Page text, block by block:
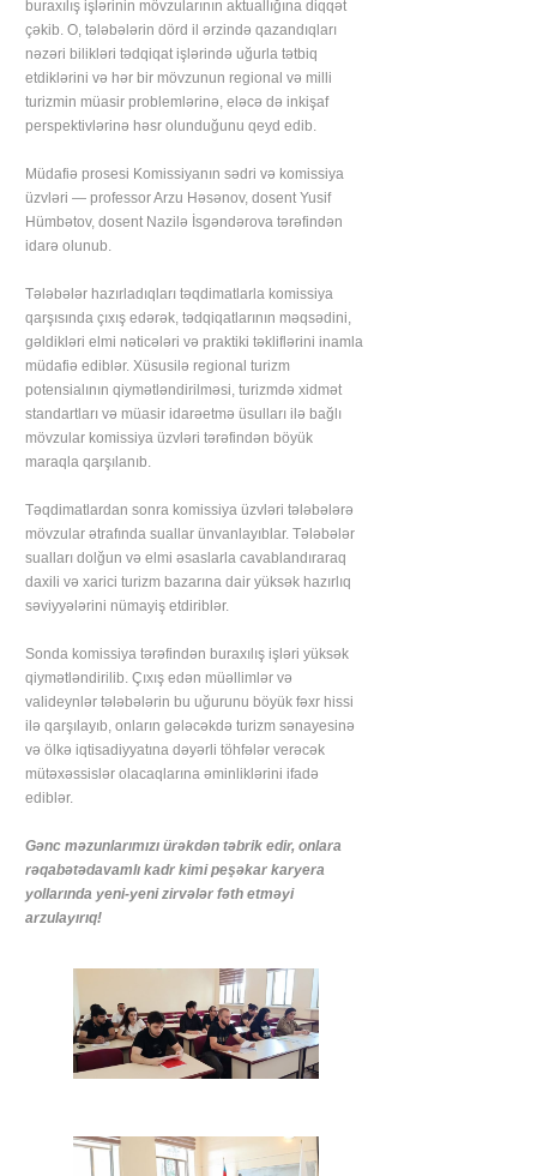
buraxılış işlərinin mövzularının aktuallığına diqqət
çəkib. O, tələbələrin dörd il ərzində qazandıqları
nəzəri bilikləri tədqiqat işlərində uğurla tətbiq
etdiklərini və hər bir mövzunun regional və milli
turizmin müasir problemlərinə, eləcə də inkişaf
perspektivlərinə həsr olunduğunu qeyd edib.
Müdafiə prosesi Komissiyanın sədri və komissiya
üzvləri — professor Arzu Həsənov, dosent Yusif
Hümbətov, dosent Nazilə İsgəndərova tərəfindən
idarə olunub.
Tələbələr hazırladıqları təqdimatlarla komissiya
qarşısında çıxış edərək, tədqiqatlarının məqsədini,
gəldikləri elmi nəticələri və praktiki təkliflərini inamla
müdafiə ediblər. Xüsusilə regional turizm
potensialının qiymətləndirilməsi, turizmdə xidmət
standartları və müasir idarəetmə üsulları ilə bağlı
mövzular komissiya üzvləri tərəfindən böyük
maraqla qarşılanıb.
Təqdimatlardan sonra komissiya üzvləri tələbələrə
mövzular ətrafında suallar ünvanlayıblar. Tələbələr
sualları dolğun və elmi əsaslarla cavablandıraraq
daxili və xarici turizm bazarına dair yüksək hazırlıq
səviyyələrini nümayiş etdiriblər.
Sonda komissiya tərəfindən buraxılış işləri yüksək
qiymətləndirilib. Çıxış edən müəllimlər və
valideynlər tələbələrin bu uğurunu böyük fəxr hissi
ilə qarşılayıb, onların gələcəkdə turizm sənayesinə
və ölkə iqtisadiyyatına dəyərli töhfələr verəcək
mütəxəssislər olacaqlarına əminliklərini ifadə
ediblər.
Gənc məzunlarımızı ürəkdən təbrik edir, onlara
rəqabətədavamlı kadr kimi peşəkar karyera
yollarında yeni-yeni zirvələr fəth etməyi
arzulayırıq!